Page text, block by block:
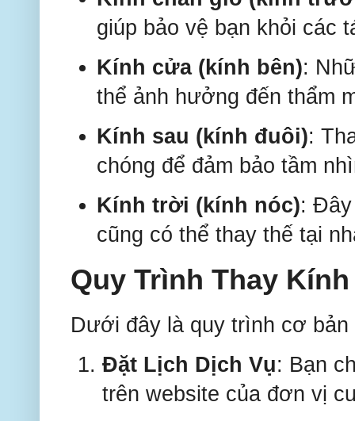
giúp bảo vệ bạn khỏi các
Kính cửa (kính bên):
thể ảnh hưởng đến thẩm
Kính sau (kính đuôi):
chóng để đảm bảo tầm
Kính trời (kính nóc):
cũng có thể thay thế tại
Quy Trình Thay
Dưới đây là quy trình cơ
Đặt Lịch Dịch Vụ: Bạn
trên website của đơn vị